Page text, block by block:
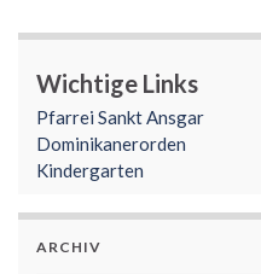
Wichtige Links
Pfarrei Sankt Ansgar
Dominikanerorden
Kindergarten
ARCHIV